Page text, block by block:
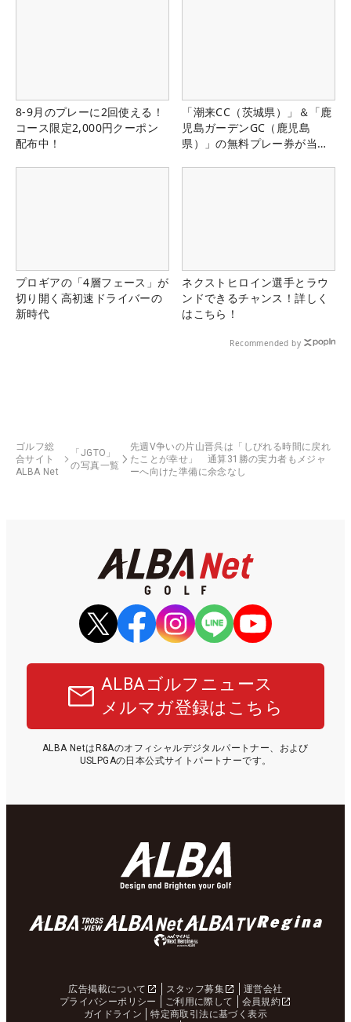
8-9月のプレーに2回使える！
コース限定2,000円クーポン
配布中！
「潮来CC（茨城県）」＆「鹿
児島ガーデンGC（鹿児島
県）」の無料プレー券が当た
プロギアの「4層フェース」が
切り開く高初速ドライバーの
新時代
ネクストヒロイン選手とラウ
ンドできるチャンス！詳しく
はこちら！
Recommended by
ゴルフ総
合サイト
ALBA Net
「JGTO」
の写真一覧
先週V争いの片山晋呉は「しびれる時間に戻れ
たことが幸せ」 通算31勝の実力者もメジャ
ーへ向けた準備に余念なし
ALBAゴルフニュース
メルマガ登録はこちら
ALBA NetはR&Aのオフィシャルデジタルパートナー、および
USLPGAの日本公式サイトパートナーです。
広告掲載について スタッフ募集
運営会社
プライバシーポリシー
ご利用に際して
会員規約
ガイドライン
特定商取引法に基づく表示